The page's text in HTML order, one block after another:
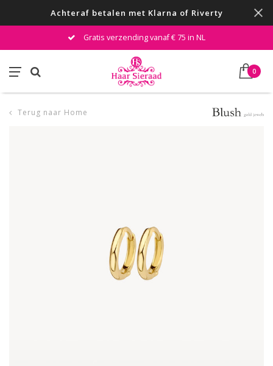
Achteraf betalen met Klarna of Riverty
Gratis verzending vanaf € 75 in NL
0
Terug naar Home